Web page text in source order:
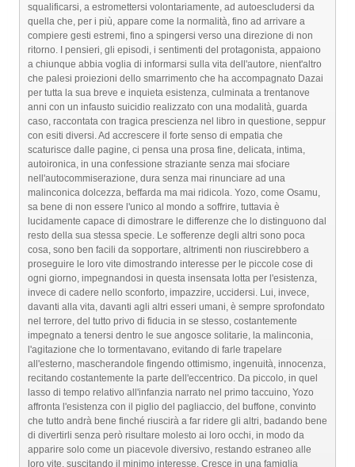
squalificarsi, a estromettersi volontariamente, ad autoescludersi da
quella che, per i più, appare come la normalità, fino ad arrivare a
compiere gesti estremi, fino a spingersi verso una direzione di non
ritorno. I pensieri, gli episodi, i sentimenti del protagonista, appaiono
a chiunque abbia voglia di informarsi sulla vita dell'autore, nient'altro
che palesi proiezioni dello smarrimento che ha accompagnato Dazai
per tutta la sua breve e inquieta esistenza, culminata a trentanove
anni con un infausto suicidio realizzato con una modalità, guarda
caso, raccontata con tragica prescienza nel libro in questione, seppur
con esiti diversi. Ad accrescere il forte senso di empatia che
scaturisce dalle pagine, ci pensa una prosa fine, delicata, intima,
autoironica, in una confessione straziante senza mai sfociare
nell'autocommiserazione, dura senza mai rinunciare ad una
malinconica dolcezza, beffarda ma mai ridicola. Yozo, come Osamu,
sa bene di non essere l'unico al mondo a soffrire, tuttavia è
lucidamente capace di dimostrare le differenze che lo distinguono dal
resto della sua stessa specie. Le sofferenze degli altri sono poca
cosa, sono ben facili da sopportare, altrimenti non riuscirebbero a
proseguire le loro vite dimostrando interesse per le piccole cose di
ogni giorno, impegnandosi in questa insensata lotta per l'esistenza,
invece di cadere nello sconforto, impazzire, uccidersi. Lui, invece,
davanti alla vita, davanti agli altri esseri umani, è sempre sprofondato
nel terrore, del tutto privo di fiducia in se stesso, costantemente
impegnato a tenersi dentro le sue angosce solitarie, la malinconia,
l'agitazione che lo tormentavano, evitando di farle trapelare
all'esterno, mascherandole fingendo ottimismo, ingenuità, innocenza,
recitando costantemente la parte dell'eccentrico. Da piccolo, in quel
lasso di tempo relativo all'infanzia narrato nel primo taccuino, Yozo
affronta l'esistenza con il piglio del pagliaccio, del buffone, convinto
che tutto andrà bene finché riuscirà a far ridere gli altri, badando bene
di divertirli senza però risultare molesto ai loro occhi, in modo da
apparire solo come un piacevole diversivo, restando estraneo alle
loro vite, suscitando il minimo interesse. Cresce in una famiglia